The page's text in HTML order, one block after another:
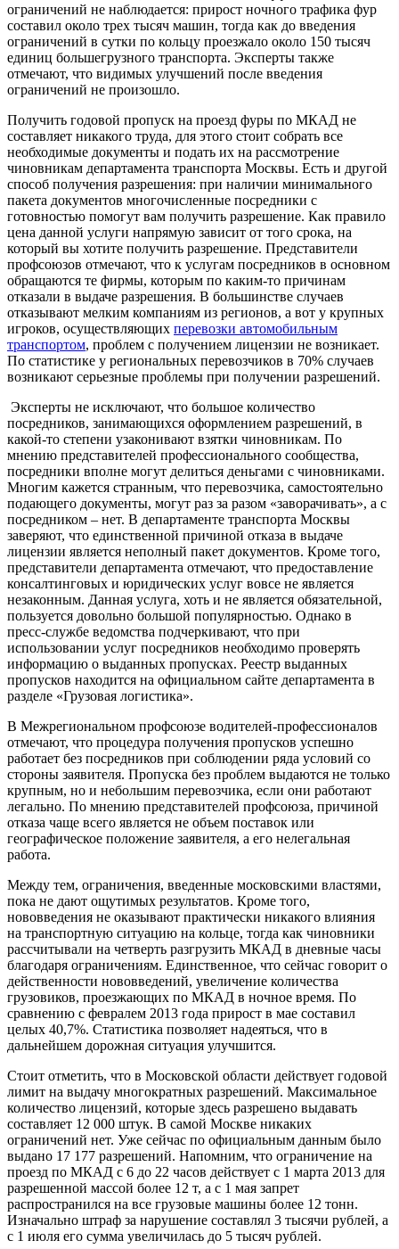
ограничений не наблюдается: прирост ночного трафика фур
составил около трех тысяч машин, тогда как до введения
ограничений в сутки по кольцу проезжало около 150 тысяч
единиц большегрузного транспорта. Эксперты также
отмечают, что видимых улучшений после введения
ограничений не произошло.
Получить годовой пропуск на проезд фуры по МКАД не
составляет никакого труда, для этого стоит собрать все
необходимые документы и подать их на рассмотрение
чиновникам департамента транспорта Москвы. Есть и другой
способ получения разрешения: при наличии минимального
пакета документов многочисленные посредники с
готовностью помогут вам получить разрешение. Как правило
цена данной услуги напрямую зависит от того срока, на
который вы хотите получить разрешение. Представители
профсоюзов отмечают, что к услугам посредников в основном
обращаются те фирмы, которым по каким-то причинам
отказали в выдаче разрешения. В большинстве случаев
отказывают мелким компаниям из регионов, а вот у крупных
игроков, осуществляющих перевозки автомобильным
транспортом, проблем с получением лицензии не возникает.
По статистике у региональных перевозчиков в 70% случаев
возникают серьезные проблемы при получении разрешений.
Эксперты не исключают, что большое количество
посредников, занимающихся оформлением разрешений, в
какой-то степени узаконивают взятки чиновникам. По
мнению представителей профессионального сообщества,
посредники вполне могут делиться деньгами с чиновниками.
Многим кажется странным, что перевозчика, самостоятельно
подающего документы, могут раз за разом «заворачивать», а с
посредником – нет. В департаменте транспорта Москвы
заверяют, что единственной причиной отказа в выдаче
лицензии является неполный пакет документов. Кроме того,
представители департамента отмечают, что предоставление
консалтинговых и юридических услуг вовсе не является
незаконным. Данная услуга, хоть и не является обязательной,
пользуется довольно большой популярностью. Однако в
пресс-службе ведомства подчеркивают, что при
использовании услуг посредников необходимо проверять
информацию о выданных пропусках. Реестр выданных
пропусков находится на официальном сайте департамента в
разделе «Грузовая логистика».
В Межрегиональном профсоюзе водителей-профессионалов
отмечают, что процедура получения пропусков успешно
работает без посредников при соблюдении ряда условий со
стороны заявителя. Пропуска без проблем выдаются не только
крупным, но и небольшим перевозчика, если они работают
легально. По мнению представителей профсоюза, причиной
отказа чаще всего является не объем поставок или
географическое положение заявителя, а его нелегальная
работа.
Между тем, ограничения, введенные московскими властями,
пока не дают ощутимых результатов. Кроме того,
нововведения не оказывают практически никакого влияния
на транспортную ситуацию на кольце, тогда как чиновники
рассчитывали на четверть разгрузить МКАД в дневные часы
благодаря ограничениям. Единственное, что сейчас говорит о
действенности нововведений, увеличение количества
грузовиков, проезжающих по МКАД в ночное время. По
сравнению с февралем 2013 года прирост в мае составил
целых 40,7%. Статистика позволяет надеяться, что в
дальнейшем дорожная ситуация улучшится.
Стоит отметить, что в Московской области действует годовой
лимит на выдачу многократных разрешений. Максимальное
количество лицензий, которые здесь разрешено выдавать
составляет 12 000 штук. В самой Москве никаких
ограничений нет. Уже сейчас по официальным данным было
выдано 17 177 разрешений. Напомним, что ограничение на
проезд по МКАД с 6 до 22 часов действует с 1 марта 2013 для
разрешенной массой более 12 т, а с 1 мая запрет
распространился на все грузовые машины более 12 тонн.
Изначально штраф за нарушение составлял 3 тысячи рублей, а
с 1 июля его сумма увеличилась до 5 тысяч рублей.